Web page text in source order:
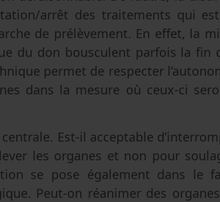
arrêt des traitements qui
de prélèvement. En effet, la
du don bousculent parfois la fin
permet de respecter
dans la mesure où ceux-ci
Est-il acceptable
les organes et non pour
se pose également dans le
Peut-on réanimer des